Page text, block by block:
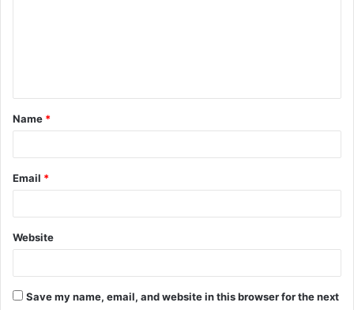
Name *
Email *
Website
Save my name, email, and website in this browser for the next